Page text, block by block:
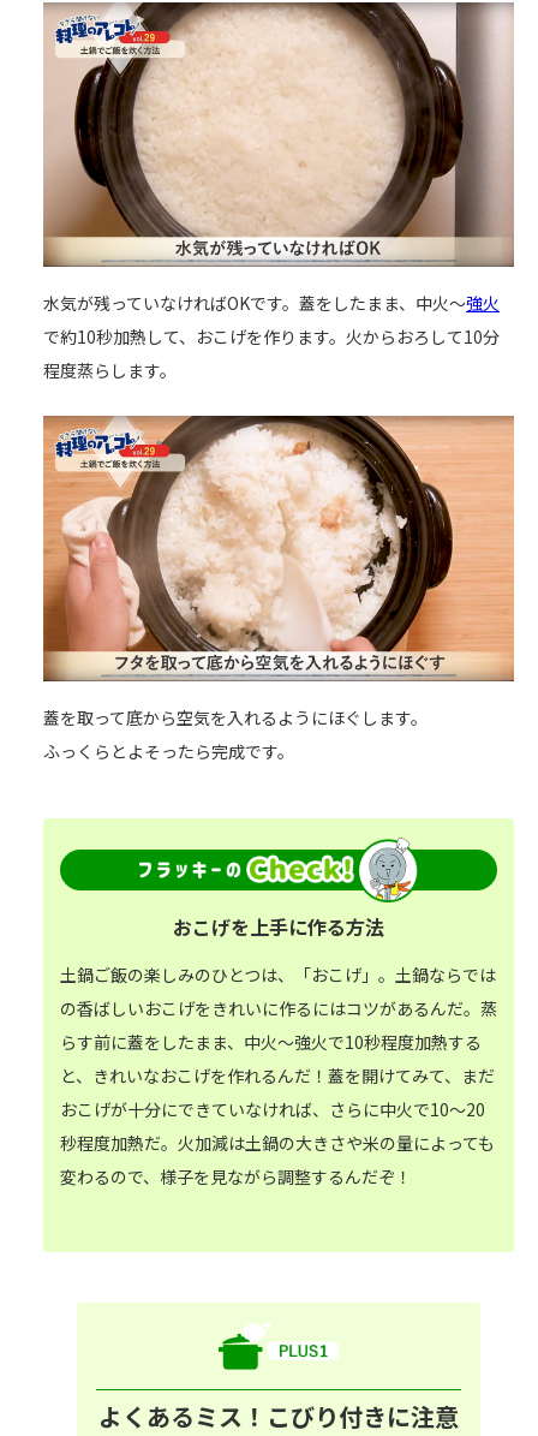
水気が残っていなければOKです。蓋をしたまま、中火～強火
で約10秒加熱して、おこげを作ります。火からおろして10分
程度蒸らします。
蓋を取って底から空気を入れるようにほぐします。
ふっくらとよそったら完成です。
おこげを上手に作る方法
土鍋ご飯の楽しみのひとつは、「おこげ」。土鍋ならでは
の香ばしいおこげをきれいに作るにはコツがあるんだ。蒸
らす前に蓋をしたまま、中火～強火で10秒程度加熱する
と、きれいなおこげを作れるんだ！蓋を開けてみて、まだ
おこげが十分にできていなければ、さらに中火で10～20
秒程度加熱だ。火加減は土鍋の大きさや米の量によっても
変わるので、様子を見ながら調整するんだぞ！
よくあるミス！こびり付きに注意